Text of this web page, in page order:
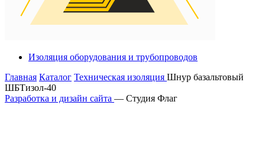
Изоляция оборудования и трубопроводов
Главная Каталог Техническая изоляция Шнур базальтовый
ШБТизол-40
Разработка и дизайн сайта — Студия Флаг